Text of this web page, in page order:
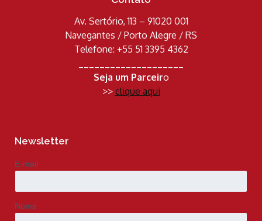
Av. Sertório, 113 – 91020 001
Navegantes / Porto Alegre / RS
Telefone: +55 51 3395 4362
Seja um Parceiro
>> clique aqui
Newsletter
E-mail
Nome